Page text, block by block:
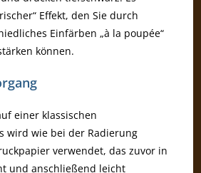
Effekt, den Sie durch
Einfärben „à la poupée“
können.
einer klassischen
wird wie bei der Radierung
verwendet, das zuvor in
und anschließend leicht